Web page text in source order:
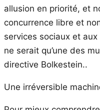
allusion en priorité, et
concurrence libre et
services sociaux et
ne serait qu’une des
directive Bolkestein..
Une irréversible